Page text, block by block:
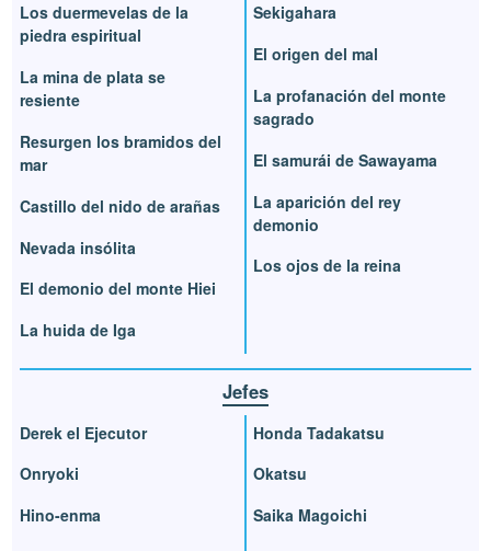
Los duermevelas de la
piedra espiritual
La mina de plata se
resiente
Resurgen los bramidos del
mar
Castillo del nido de arañas
Nevada insólita
El demonio del monte Hiei
La huida de Iga
Sekigahara
El origen del mal
La profanación del monte
sagrado
El samurái de Sawayama
La aparición del rey
demonio
Los ojos de la reina
Jefes
Derek el Ejecutor
Onryoki
Hino-enma
Honda Tadakatsu
Okatsu
Saika Magoichi